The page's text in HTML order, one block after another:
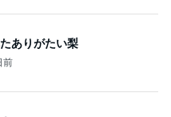
ありがたい梨
前